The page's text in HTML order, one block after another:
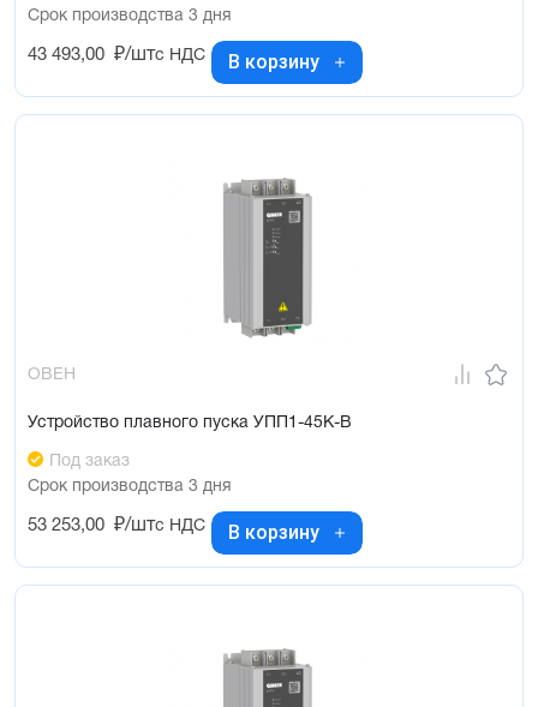
Срок производства 3 дня
43 493,00 ₽/штс НДС В корзину
ОВЕН
Устройство плавного пуска УПП1-45К-В
Под заказ
Срок производства 3 дня
53 253,00 ₽/штс НДС В корзину